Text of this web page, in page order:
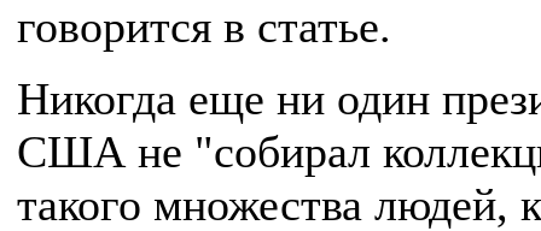
говорится в статье.
Никогда еще ни один
США не "собирал
такого множества людей,